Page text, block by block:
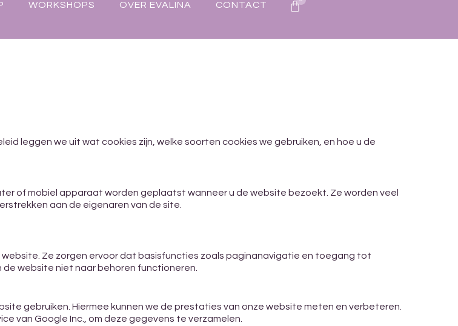
WORKSHOPS OVER EVALINA CONTACT
leggen we uit wat cookies zijn, welke soorten cookies we gebruiken, en hoe u de
of mobiel apparaat worden geplaatst wanneer u de website bezoekt. Ze worden veel
aan de eigenaren van de site.
Ze zorgen ervoor dat basisfuncties zoals paginanavigatie en toegang tot
de website niet naar behoren functioneren.
gebruiken. Hiermee kunnen we de prestaties van onze website meten en verbeteren.
van Google Inc., om deze gegevens te verzamelen.